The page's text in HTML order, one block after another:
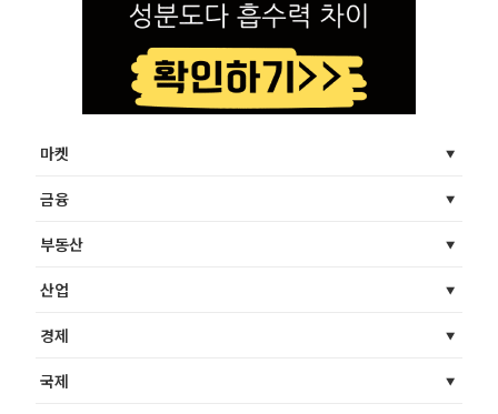
마켓
금융
부동산
산업
경제
국제